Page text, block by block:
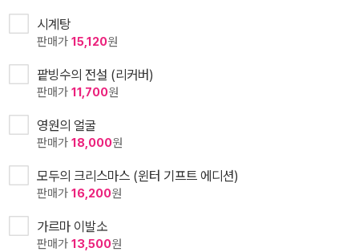
시계탕
판매가 15,120원
팥빙수의 전설 (리커버)
판매가 11,700원
영원의 얼굴
판매가 18,000원
모두의 크리스마스 (윈터 기프트 에디션)
판매가 16,200원
가르마 이발소
판매가 13,500원